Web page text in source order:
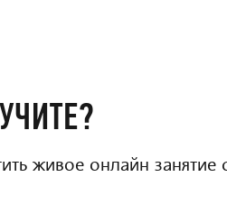
живое онлайн занятие